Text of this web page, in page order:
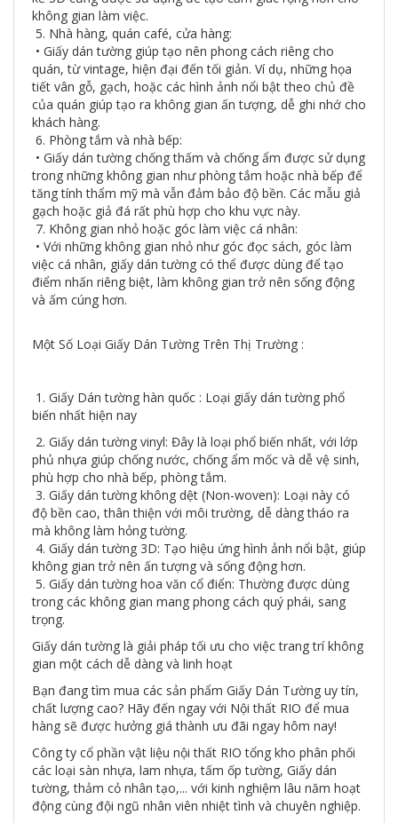
không gian làm việc.
5. Nhà hàng, quán café, cửa hàng:
• Giấy dán tường giúp tạo nên phong cách riêng cho
quán, từ vintage, hiện đại đến tối giản. Ví dụ, những họa
tiết vân gỗ, gạch, hoặc các hình ảnh nổi bật theo chủ đề
của quán giúp tạo ra không gian ấn tượng, dễ ghi nhớ cho
khách hàng.
6. Phòng tắm và nhà bếp:
• Giấy dán tường chống thấm và chống ẩm được sử dụng
trong những không gian như phòng tắm hoặc nhà bếp để
tăng tính thẩm mỹ mà vẫn đảm bảo độ bền. Các mẫu giả
gạch hoặc giả đá rất phù hợp cho khu vực này.
7. Không gian nhỏ hoặc góc làm việc cá nhân:
• Với những không gian nhỏ như góc đọc sách, góc làm
việc cá nhân, giấy dán tường có thể được dùng để tạo
điểm nhấn riêng biệt, làm không gian trở nên sống động
và ấm cúng hơn.
Một Số Loại Giấy Dán Tường Trên Thị Trường :
1. Giấy Dán tường hàn quốc : Loại giấy dán tường phổ
biến nhất hiện nay
2. Giấy dán tường vinyl: Đây là loại phổ biến nhất, với lớp
phủ nhựa giúp chống nước, chống ẩm mốc và dễ vệ sinh,
phù hợp cho nhà bếp, phòng tắm.
3. Giấy dán tường không dệt (Non-woven): Loại này có
độ bền cao, thân thiện với môi trường, dễ dàng tháo ra
mà không làm hỏng tường.
4. Giấy dán tường 3D: Tạo hiệu ứng hình ảnh nổi bật, giúp
không gian trở nên ấn tượng và sống động hơn.
5. Giấy dán tường hoa văn cổ điển: Thường được dùng
trong các không gian mang phong cách quý phái, sang
trọng.
Giấy dán tường là giải pháp tối ưu cho việc trang trí không
gian một cách dễ dàng và linh hoạt
Bạn đang tìm mua các sản phẩm Giấy Dán Tường uy tín,
chất lượng cao? Hãy đến ngay với Nội thất RIO để mua
hàng sẽ được hưởng giá thành ưu đãi ngay hôm nay!
Công ty cổ phần vật liệu nội thất RIO tổng kho phân phối
các loại sàn nhựa, lam nhựa, tấm ốp tường, Giấy dán
tường, thảm cỏ nhân tạo,... với kinh nghiệm lâu năm hoạt
động cùng đội ngũ nhân viên nhiệt tình và chuyên nghiệp.